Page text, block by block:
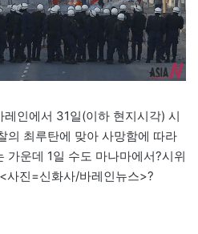
인에서 31일(이하 현지시각) 시
의 최루탄에 맞아 사망함에 따라
가운데 1일 수도 마나마에서?시위
사진=신화사/바레인뉴스>?